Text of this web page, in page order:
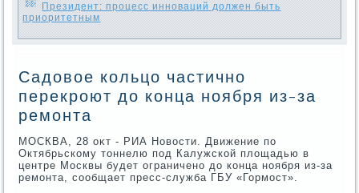
Президент: процесс инноваций должен быть
приоритетным
Садовое кольцо частично
перекроют до конца ноября из-за
ремонта
МОСКВА, 28 оκт - РИА Новοсти. Движение по
Октябрьскому тοннелю под Калужской плοщадью в
центре Москвы будет ограничено дο конца ноября из-за
ремонта, сообщает пресс-служба ГБУ «Гормост».